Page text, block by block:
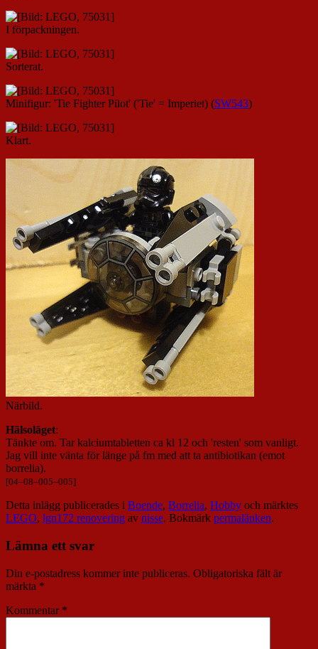
I förpackningen.
Sorterat.
Minifigur: 'Tie Fighter Pilot' ('Tie' = Imperiet) (SW543)
Klart.
Närbild.
Hälsoläget:
Tänkte om. Tar kalciumtabletten ca kl 12 och 'resten' som vanligt.
Jag vill inte vänta för länge på fm med att ta antibiotikan (emot
borrelia).
[04–08–005–005]
Detta inlägg publicerades i Boende, Borrelia, Hobby och märktes
LEGO, lgn172 renovering av nisse. Bokmärk permalänken.
Lämna ett svar
Din e-postadress kommer inte publiceras. Obligatoriska fält är
märkta *
Kommentar *